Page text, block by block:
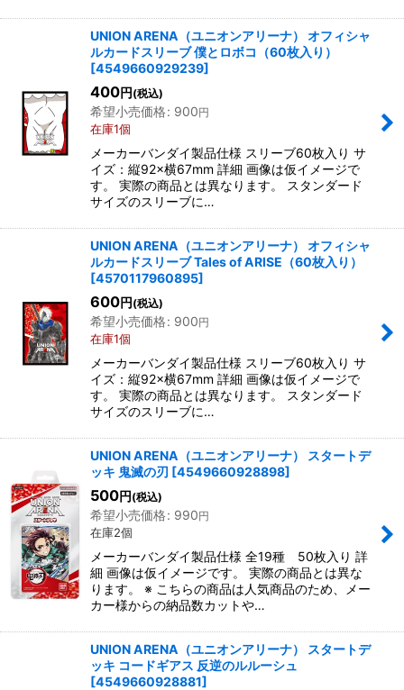
UNION ARENA（ユニオンアリーナ） オフィシャ
ルカードスリーブ 僕とロボコ（60枚入り）
[4549660929239]
400円 (税込)
希望小売価格: 900円
在庫1個
メーカーバンダイ製品仕様 スリーブ60枚入り サ
イズ：縦92×横67mm 詳細 画像は仮イメージで
す。 実際の商品とは異なります。 スタンダード
サイズのスリーブに…
UNION ARENA（ユニオンアリーナ） オフィシャ
ルカードスリーブ Tales of ARISE（60枚入り）
[4570117960895]
600円 (税込)
希望小売価格: 900円
在庫1個
メーカーバンダイ製品仕様 スリーブ60枚入り サ
イズ：縦92×横67mm 詳細 画像は仮イメージで
す。 実際の商品とは異なります。 スタンダード
サイズのスリーブに…
UNION ARENA（ユニオンアリーナ） スタートデ
ッキ 鬼滅の刃 [4549660928898]
500円 (税込)
希望小売価格: 990円
在庫2個
メーカーバンダイ製品仕様 全19種 50枚入り 詳
細 画像は仮イメージです。 実際の商品とは異な
ります。 ※ こちらの商品は人気商品のため、メー
カー様からの納品数カットや…
UNION ARENA（ユニオンアリーナ） スタートデ
ッキ コードギアス 反逆のルルーシュ
[4549660928881]